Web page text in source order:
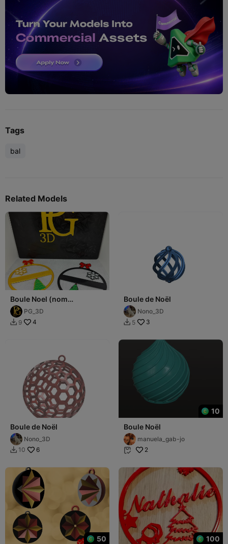
Tags
bal
Related Models
Boule Noel (nom
personalisable)
PG_3D
 9 4
Boule de Noël
Nono_3D
 5 3
Boule de Noël
Nono_3D
 10 6
10
Boule Noël
manuela_gab-jo
 2
50 100